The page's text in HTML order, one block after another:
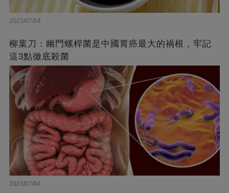
2023/07/04
柳葉刀：幽門螺桿菌是中國胃癌最大的禍根，牢記
這3點徹底殺菌
2023/07/04